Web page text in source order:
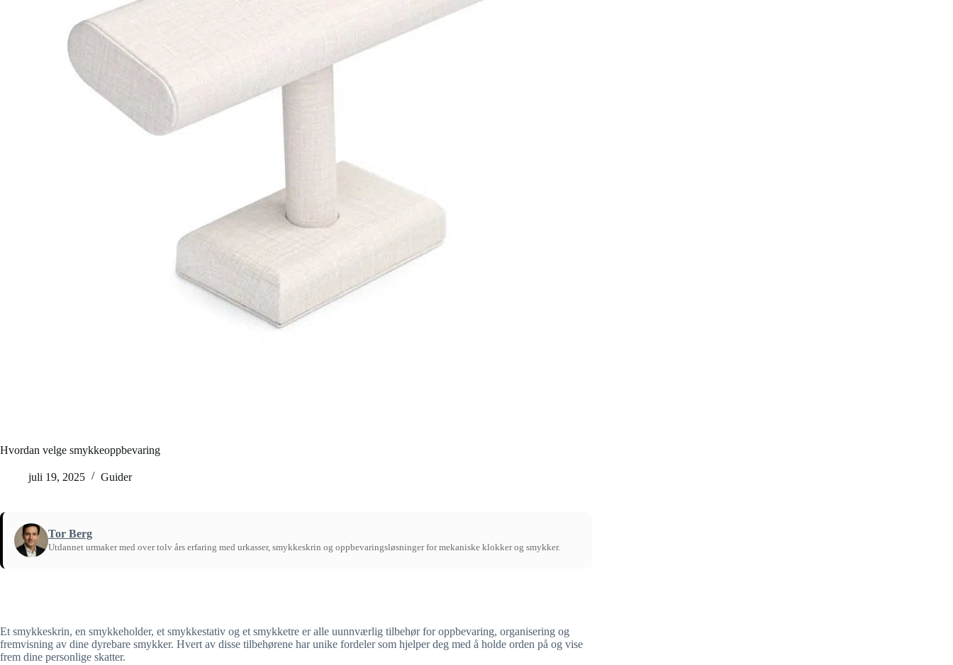
Hvordan velge smykkeoppbevaring
juli 19, 2025 Guider
Tor Berg
Utdannet urmaker med over tolv års erfaring med urkasser, smykkeskrin og oppbevaringsløsninger for mekaniske klokker og smykker.
Et smykkeskrin, en smykkeholder, et smykkestativ og et smykketre er alle uunnværlig tilbehør for oppbevaring, organisering og
fremvisning av dine dyrebare smykker. Hvert av disse tilbehørene har unike fordeler som hjelper deg med å holde orden på og vise
frem dine personlige skatter.